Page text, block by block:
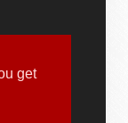
get
di